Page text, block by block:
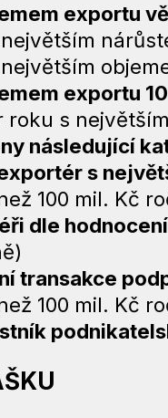
exportu
exportu
roku s
následující
s
100 mil. Kč
dle
transakce
100 mil. Kč